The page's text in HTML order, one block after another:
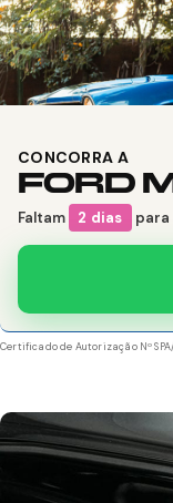
CONCORRA A
FORD
Faltam 2 dias para
Certificado de Autorização Nº